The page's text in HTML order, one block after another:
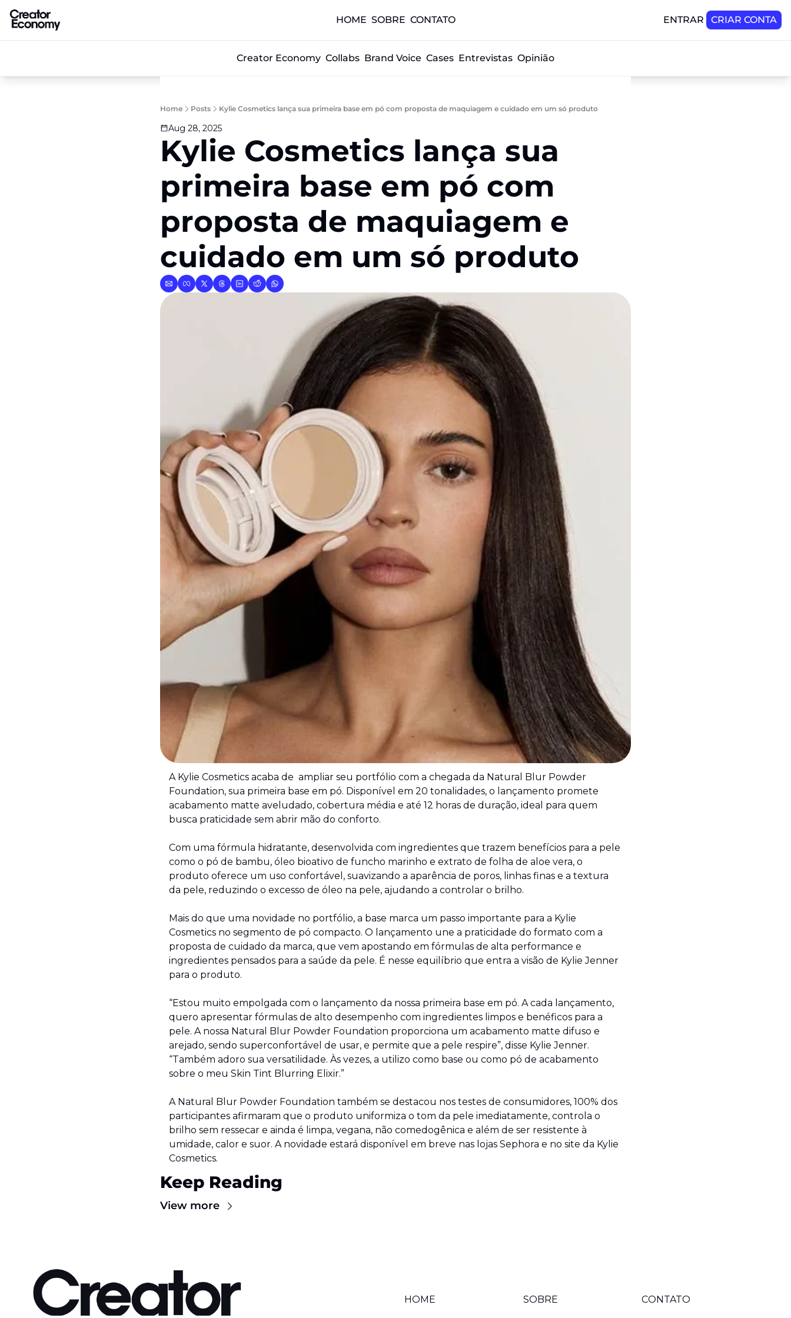
HOME SOBRE CONTATO ENTRAR CRIAR CONTA
Creator Economy Collabs Brand Voice Cases Entrevistas Opinião
Home Posts Kylie Cosmetics lança sua primeira base em pó com proposta de maquiagem e cuidado em um só produto
Aug 28, 2025
Kylie Cosmetics lança sua
primeira base em pó com
proposta de maquiagem e
cuidado em um só produto
A Kylie Cosmetics acaba de  ampliar seu portfólio com a chegada da Natural Blur Powder
Foundation, sua primeira base em pó. Disponível em 20 tonalidades, o lançamento promete
acabamento matte aveludado, cobertura média e até 12 horas de duração, ideal para quem
busca praticidade sem abrir mão do conforto.
Com uma fórmula hidratante, desenvolvida com ingredientes que trazem benefícios para a pele
como o pó de bambu, óleo bioativo de funcho marinho e extrato de folha de aloe vera, o
produto oferece um uso confortável, suavizando a aparência de poros, linhas finas e a textura
da pele, reduzindo o excesso de óleo na pele, ajudando a controlar o brilho.
Mais do que uma novidade no portfólio, a base marca um passo importante para a Kylie
Cosmetics no segmento de pó compacto. O lançamento une a praticidade do formato com a
proposta de cuidado da marca, que vem apostando em fórmulas de alta performance e
ingredientes pensados para a saúde da pele. É nesse equilíbrio que entra a visão de Kylie Jenner
para o produto.
“Estou muito empolgada com o lançamento da nossa primeira base em pó. A cada lançamento,
quero apresentar fórmulas de alto desempenho com ingredientes limpos e benéficos para a
pele. A nossa Natural Blur Powder Foundation proporciona um acabamento matte difuso e
arejado, sendo superconfortável de usar, e permite que a pele respire”, disse Kylie Jenner.
“Também adoro sua versatilidade. Às vezes, a utilizo como base ou como pó de acabamento
sobre o meu Skin Tint Blurring Elixir.”
A Natural Blur Powder Foundation também se destacou nos testes de consumidores, 100% dos
participantes afirmaram que o produto uniformiza o tom da pele imediatamente, controla o
brilho sem ressecar e ainda é limpa, vegana, não comedogênica e além de ser resistente à
umidade, calor e suor. A novidade estará disponível em breve nas lojas Sephora e no site da Kylie
Cosmetics.
Keep Reading
View more
HOME SOBRE CONTATO